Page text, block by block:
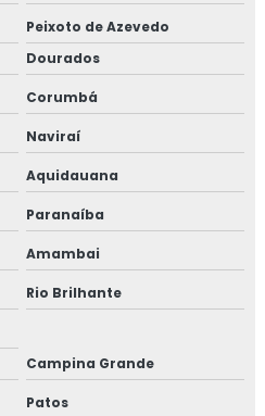
Peixoto de Azevedo
Dourados
Corumbá
Naviraí
Aquidauana
Paranaíba
Amambai
Rio Brilhante
Campina Grande
Patos